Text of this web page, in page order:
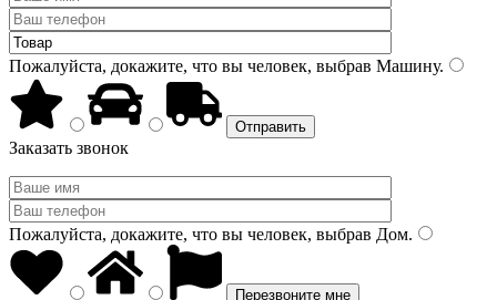
Пожалуйста, докажите, что вы человек, выбрав Машину.
Заказать звонок
Пожалуйста, докажите, что вы человек, выбрав Дом.